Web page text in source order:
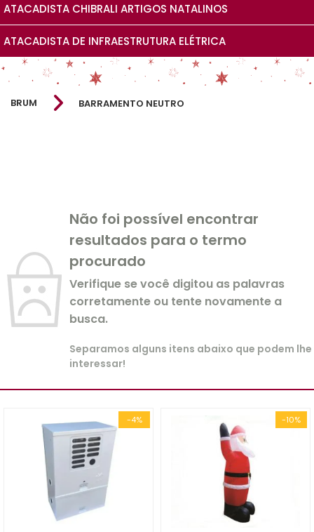
ATACADISTA CHIBRALI ARTIGOS NATALINOS
ATACADISTA DE INFRAESTRUTURA ELÉTRICA
BRUM BARRAMENTO NEUTRO
Não foi possível encontrar
resultados para o termo
procurado
Verifique se você digitou as palavras
corretamente ou tente novamente a
busca.
Separamos alguns itens abaixo que podem lhe
interessar!
-4% -10%